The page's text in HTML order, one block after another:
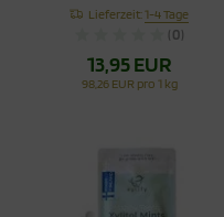
Lieferzeit:1-4 Tage
(0)
13,95 EUR
98,26 EUR pro 1 kg